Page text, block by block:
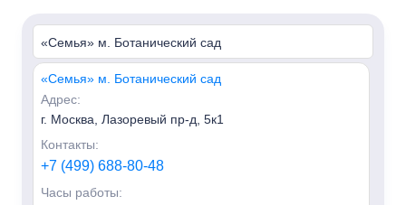
«Семья» м. Ботанический сад
«Семья» м. Ботанический сад
Адрес:
г. Москва, Лазоревый пр-д, 5к1
Контакты:
+7 (499) 688-80-48
Часы работы: